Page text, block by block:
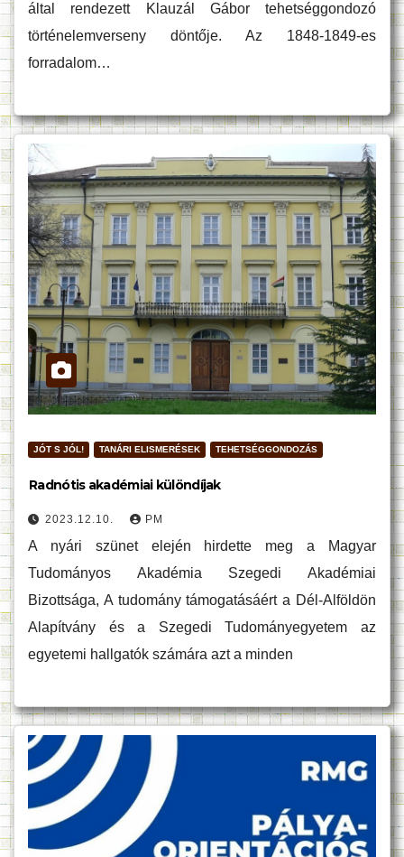
által rendezett Klauzál Gábor tehetséggondozó
történelemverseny döntője. Az 1848-1849-es
forradalom…
JÓT S JÓL! TANÁRI ELISMERÉSEK TEHETSÉGGONDOZÁS
Radnótis akadémiai különdíjak
2023.12.10. PM
A nyári szünet elején hirdette meg a Magyar
Tudományos Akadémia Szegedi Akadémiai
Bizottsága, A tudomány támogatásáért a Dél-Alföldön
Alapítvány és a Szegedi Tudományegyetem az
egyetemi hallgatók számára azt a minden